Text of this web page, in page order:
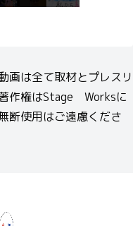
画は全て取材とプレスリ
作権はStage Worksに
断使用はご遠慮くださ